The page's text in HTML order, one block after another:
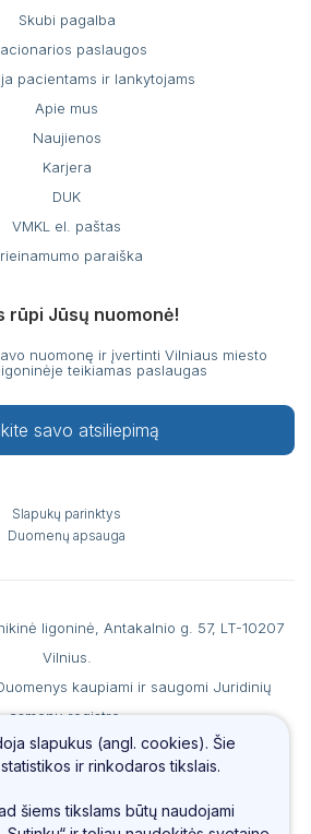
Skubi pagalba
paslaugos
pacientams ir lankytojams
Apie mus
Naujienos
Karjera
DUK
VMKL el. paštas
paraiška
rūpi Jūsų nuomonė!
nuomonę ir įvertinti Vilniaus miesto
teikiamas paslaugas
savo atsiliepimą
Slapukų parinktys
Duomenų apsauga
ligoninė, Antakalnio g. 57, LT-10207
Vilnius.
kaupiami ir saugomi Juridinių
asmenų registre.
AB SEB banke, b. k. 70440, PVM
kodas LT100006560213.
(0 5) 234 69 66, el. paštasinfo@vmkl.lt
slapukus (angl. cookies). Šie
ir rinkodaros tikslais.
šiems tikslams būtų naudojami